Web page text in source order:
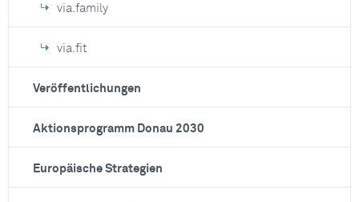
via.family
via.fit
Veröffentlichungen
Aktionsprogramm Donau 2030
Europäische Strategien